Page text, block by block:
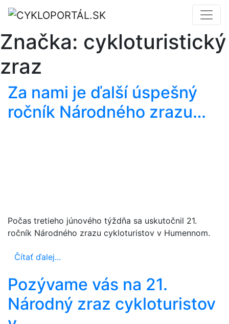
Značka: cykloturistický
zraz
Za nami je ďalší úspešný
ročník Národného zrazu…
Počas tretieho júnového týždňa sa uskutočnil 21.
ročník Národného zrazu cykloturistov v Humennom.
Čítať ďalej...
Pozývame vás na 21.
Národný zraz cykloturistov